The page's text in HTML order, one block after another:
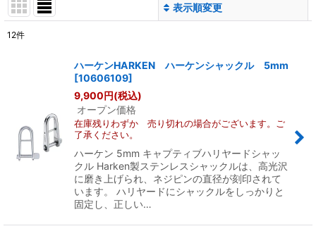
表示順変更
絞り込む
12件
ハーケンHARKEN ハーケンシャックル 5mm
[10606109]
9,900円(税込)
オープン価格
在庫残りわずか 売り切れの場合がございます。ご
了承ください。
ハーケン 5mm キャプティブハリヤードシャッ
クル Harken製ステンレスシャックルは、高光沢
に磨き上げられ、ネジピンの直径が刻印されて
います。 ハリヤードにシャックルをしっかりと
固定し、正しい…